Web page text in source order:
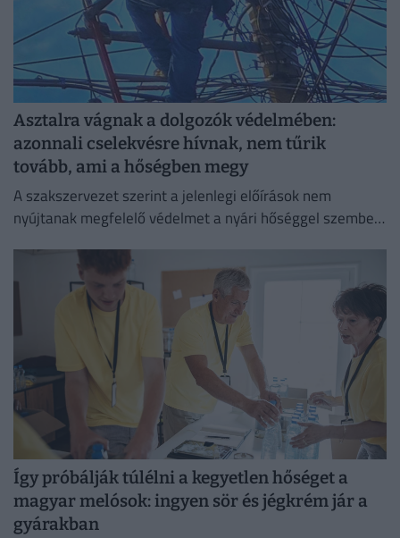
Asztalra vágnak a dolgozók védelmében:
azonnali cselekvésre hívnak, nem tűrik
tovább, ami a hőségben megy
A szakszervezet szerint a jelenlegi előírások nem
nyújtanak megfelelő védelmet a nyári hőséggel szemben,
védelmében.
Így próbálják túlélni a kegyetlen hőséget a
magyar melósok: ingyen sör és jégkrém jár a
gyárakban